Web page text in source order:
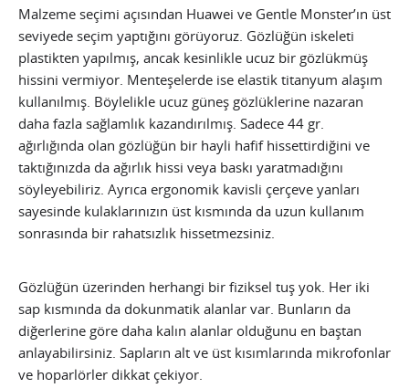
Malzeme seçimi açısından Huawei ve Gentle Monster’ın üst
seviyede seçim yaptığını görüyoruz. Gözlüğün iskeleti
plastikten yapılmış, ancak kesinlikle ucuz bir gözlükmüş
hissini vermiyor. Menteşelerde ise elastik titanyum alaşım
kullanılmış. Böylelikle ucuz güneş gözlüklerine nazaran
daha fazla sağlamlık kazandırılmış. Sadece 44 gr.
ağırlığında olan gözlüğün bir hayli hafif hissettirdiğini ve
taktığınızda da ağırlık hissi veya baskı yaratmadığını
söyleyebiliriz. Ayrıca ergonomik kavisli çerçeve yanları
sayesinde kulaklarınızın üst kısmında da uzun kullanım
sonrasında bir rahatsızlık hissetmezsiniz.
Gözlüğün üzerinden herhangi bir fiziksel tuş yok. Her iki
sap kısmında da dokunmatik alanlar var. Bunların da
diğerlerine göre daha kalın alanlar olduğunu en baştan
anlayabilirsiniz. Sapların alt ve üst kısımlarında mikrofonlar
ve hoparlörler dikkat çekiyor.